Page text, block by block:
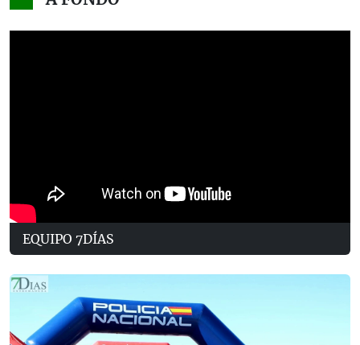
EQUIPO 7DÍAS